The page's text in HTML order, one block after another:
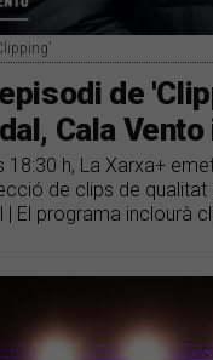
de
Cala
18:30 h, La Xarxa+
de clips de
| El programa inclourà